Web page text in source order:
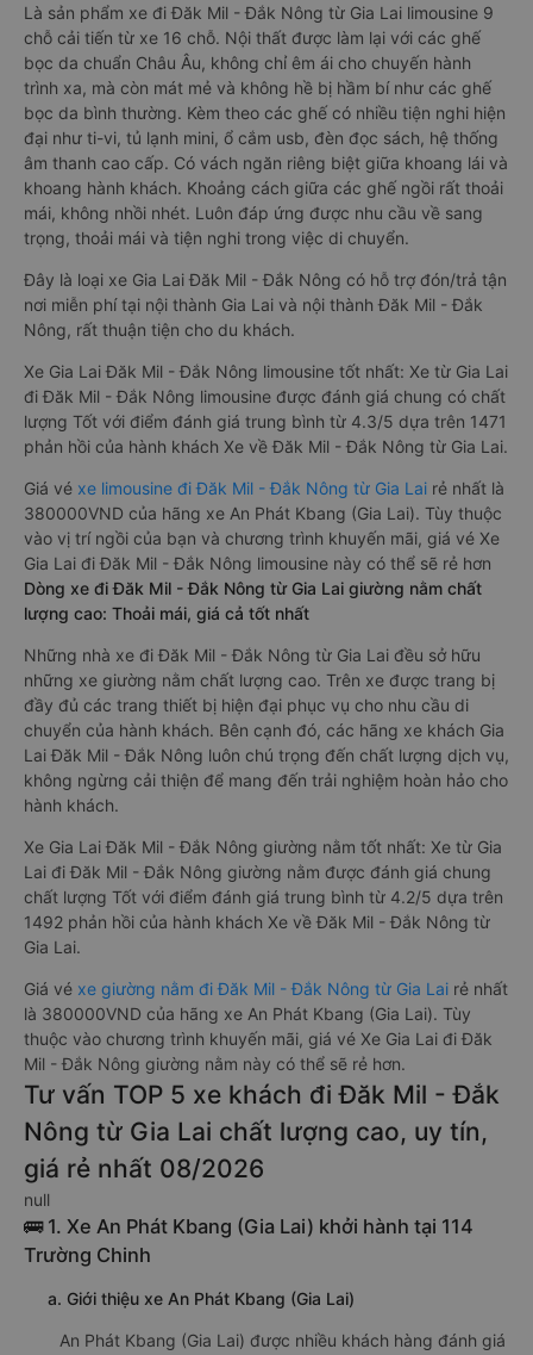
Là sản phẩm xe đi Đăk Mil - Đắk Nông từ Gia Lai limousine 9
chỗ cải tiến từ xe 16 chỗ. Nội thất được làm lại với các ghế
bọc da chuẩn Châu Âu, không chỉ êm ái cho chuyến hành
trình xa, mà còn mát mẻ và không hề bị hầm bí như các ghế
bọc da bình thường. Kèm theo các ghế có nhiều tiện nghi hiện
đại như ti-vi, tủ lạnh mini, ổ cắm usb, đèn đọc sách, hệ thống
âm thanh cao cấp. Có vách ngăn riêng biệt giữa khoang lái và
khoang hành khách. Khoảng cách giữa các ghế ngồi rất thoải
mái, không nhồi nhét. Luôn đáp ứng được nhu cầu về sang
trọng, thoải mái và tiện nghi trong việc di chuyển.
Đây là loại xe Gia Lai Đăk Mil - Đắk Nông có hỗ trợ đón/trả tận
nơi miễn phí tại nội thành Gia Lai và nội thành Đăk Mil - Đắk
Nông, rất thuận tiện cho du khách.
Xe Gia Lai Đăk Mil - Đắk Nông limousine tốt nhất: Xe từ Gia Lai
đi Đăk Mil - Đắk Nông limousine được đánh giá chung có chất
lượng Tốt với điểm đánh giá trung bình từ 4.3/5 dựa trên 1471
phản hồi của hành khách Xe về Đăk Mil - Đắk Nông từ Gia Lai.
Giá vé xe limousine đi Đăk Mil - Đắk Nông từ Gia Lai rẻ nhất là
380000VND của hãng xe An Phát Kbang (Gia Lai). Tùy thuộc
vào vị trí ngồi của bạn và chương trình khuyến mãi, giá vé Xe
Gia Lai đi Đăk Mil - Đắk Nông limousine này có thể sẽ rẻ hơn
Dòng xe đi Đăk Mil - Đắk Nông từ Gia Lai giường nằm chất
lượng cao: Thoải mái, giá cả tốt nhất
Những nhà xe đi Đăk Mil - Đắk Nông từ Gia Lai đều sở hữu
những xe giường nằm chất lượng cao. Trên xe được trang bị
đầy đủ các trang thiết bị hiện đại phục vụ cho nhu cầu di
chuyển của hành khách. Bên cạnh đó, các hãng xe khách Gia
Lai Đăk Mil - Đắk Nông luôn chú trọng đến chất lượng dịch vụ,
không ngừng cải thiện để mang đến trải nghiệm hoàn hảo cho
hành khách.
Xe Gia Lai Đăk Mil - Đắk Nông giường nằm tốt nhất: Xe từ Gia
Lai đi Đăk Mil - Đắk Nông giường nằm được đánh giá chung
chất lượng Tốt với điểm đánh giá trung bình từ 4.2/5 dựa trên
1492 phản hồi của hành khách Xe về Đăk Mil - Đắk Nông từ
Gia Lai.
Giá vé xe giường nằm đi Đăk Mil - Đắk Nông từ Gia Lai rẻ nhất
là 380000VND của hãng xe An Phát Kbang (Gia Lai). Tùy
thuộc vào chương trình khuyến mãi, giá vé Xe Gia Lai đi Đăk
Mil - Đắk Nông giường nằm này có thể sẽ rẻ hơn.
Tư vấn TOP 5 xe khách đi Đăk Mil - Đắk
Nông từ Gia Lai chất lượng cao, uy tín,
giá rẻ nhất 08/2026
null
🚌 1. Xe An Phát Kbang (Gia Lai) khởi hành tại 114
Trường Chinh
a. Giới thiệu xe An Phát Kbang (Gia Lai)
An Phát Kbang (Gia Lai) được nhiều khách hàng đánh giá